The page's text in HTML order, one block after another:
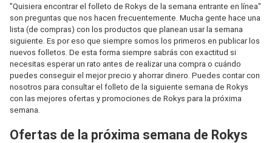
"Quisiera encontrar el folleto de Rokys de la semana entrante en línea"
son preguntas que nos hacen frecuentemente. Mucha gente hace una
lista (de compras) con los productos que planean usar la semana
siguiente. Es por eso que siempre somos los primeros en publicar los
nuevos folletos. De esta forma siempre sabrás con exactitud si
necesitas esperar un rato antes de realizar una compra o cuándo
puedes conseguir el mejor precio y ahorrar dinero. Puedes contar con
nosotros para consultar el folleto de la siguiente semana de Rokys
con las mejores ofertas y promociones de Rokys para la próxima
semana.
Ofertas de la próxima semana de Rokys